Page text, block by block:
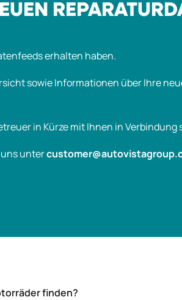
erhalten haben.
sowie Informationen über Ihre
in Kürze mit Ihnen in Verbindung
uns unter
finden?